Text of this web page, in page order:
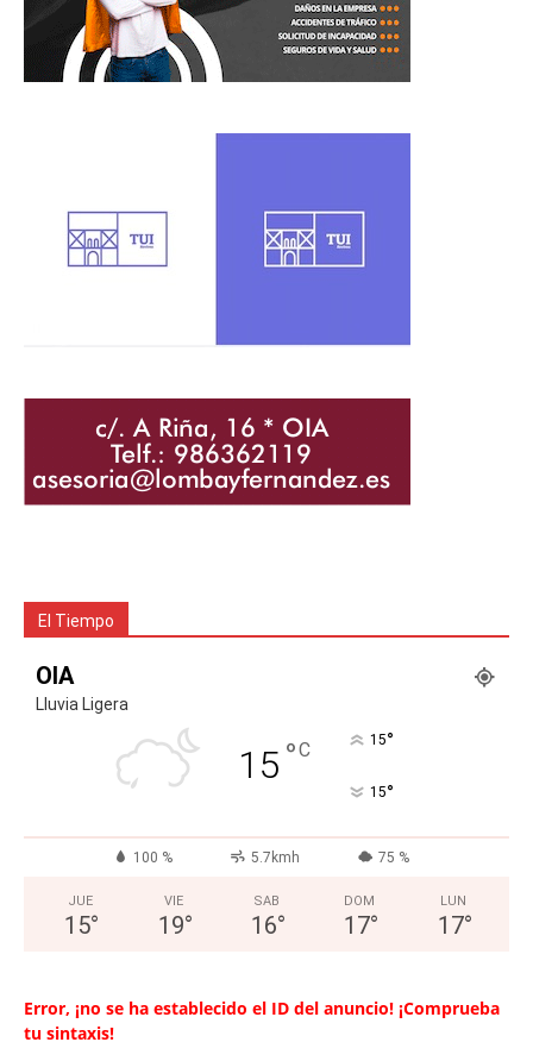
El Tiempo
OIA
Lluvia Ligera
15 °C 15°
15°
100 % 5.7kmh 75 %
JUE
15°
VIE
19°
SAB
16°
DOM
17°
LUN
17°
Error, ¡no se ha establecido el ID del anuncio! ¡Comprueba
tu sintaxis!